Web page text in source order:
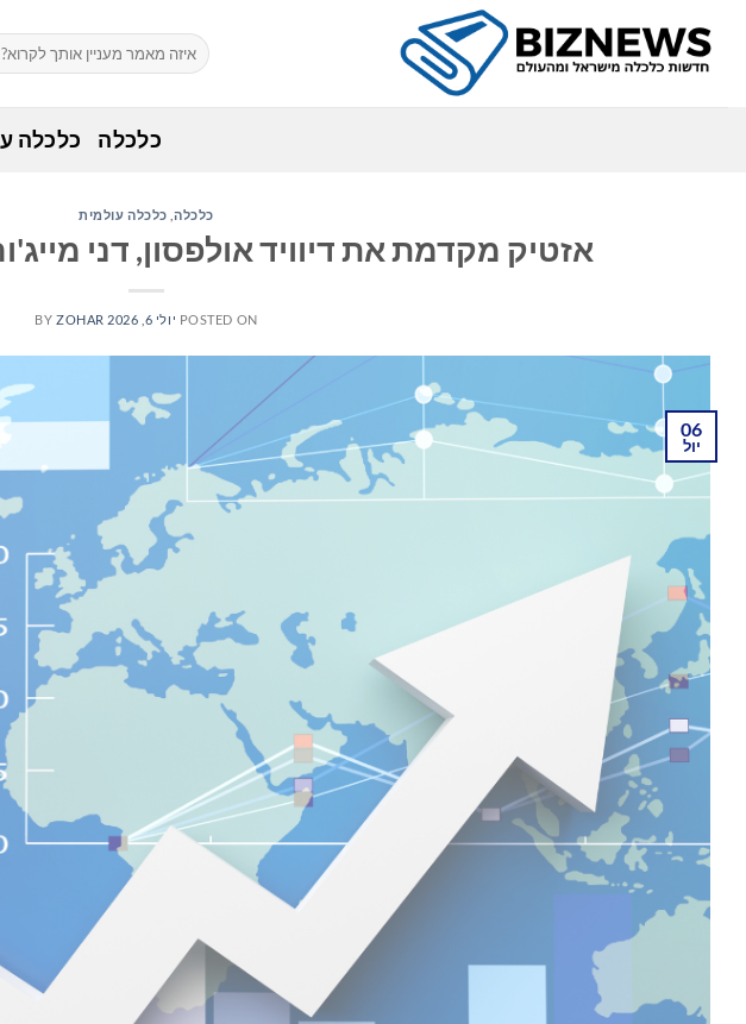
content
כלכלה כלכלה
כלכלה, כלכלה עולמית
אזטיק מקדמת את דיוויד אולפסון, דני
POSTED ON יולי 6, 2026 BY ZOHAR
06
יול